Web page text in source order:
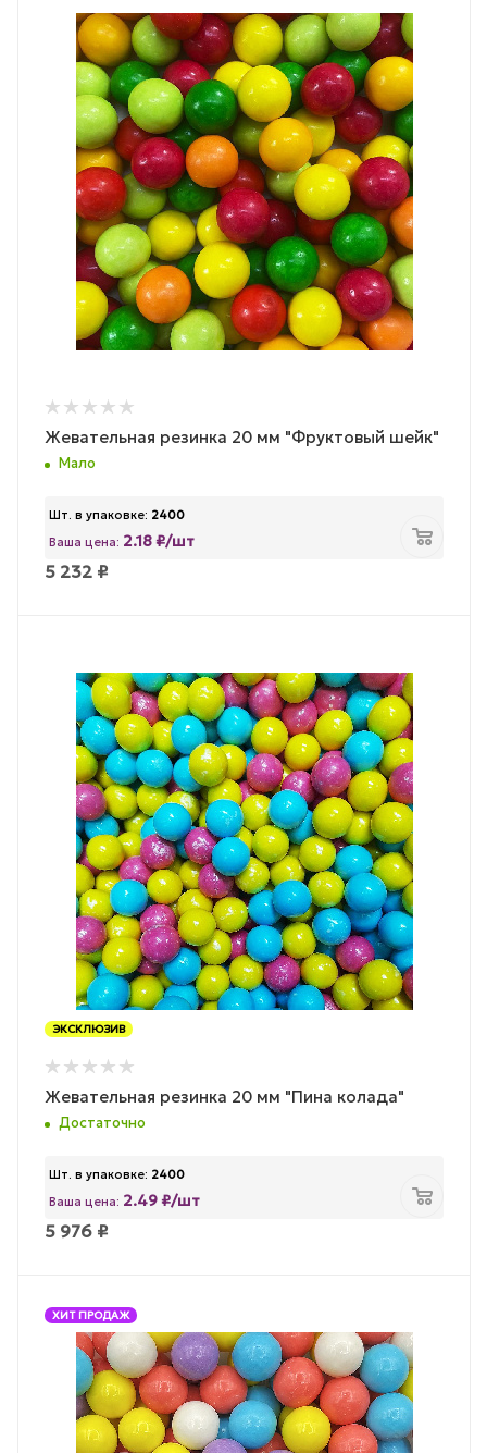
Жевательная резинка 20 мм "Фруктовый шейк"
Мало
Шт. в упаковке: 2400
Ваша цена: 2.18 ₽/шт
5 232 ₽
ЭКСКЛЮЗИВ
Жевательная резинка 20 мм "Пина колада"
Достаточно
Шт. в упаковке: 2400
Ваша цена: 2.49 ₽/шт
5 976 ₽
ХИТ ПРОДАЖ